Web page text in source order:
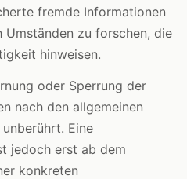
fremde Informationen
Umständen zu forschen, die
hinweisen.
oder Sperrung der
nach den allgemeinen
Eine
jedoch erst ab dem
konkreten